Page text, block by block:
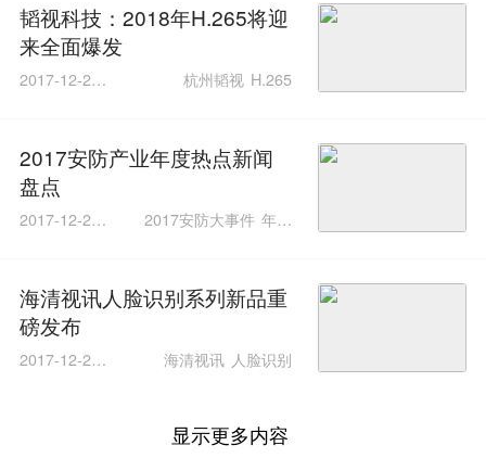
韬视科技：2018年H.265将迎
来全面爆发
2017-12-28 1
杭州韬视 H.265
2017安防产业年度热点新闻
盘点
2017-12-26 0
2017安防大事件 年度
海清视讯人脸识别系列新品重
磅发布
2017-12-22 1
海清视讯 人脸识别
显示更多内容